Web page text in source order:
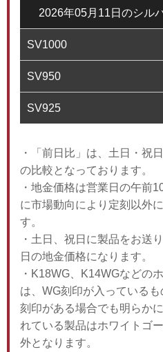
2026年05月11日のシル
SV1000
SV950
SV925
・「前日比」は、土日・祝
の比較となっております。
・地金価格は営業日の午前
に市場動向により定刻以外
す。
・土日、祝日に製品をお送
日の地金価格になります。
・K18WG、K14WGなどの
は、WG刻印が入っている
刻印がある場合でも明らか
れている製品はホワイトゴ
外となります。